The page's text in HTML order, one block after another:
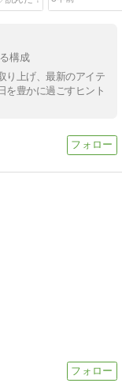
ム】
構成
り上げ、最新のアイテ
を豊かに過ごすヒント